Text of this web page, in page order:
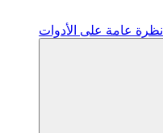
نظرة عامة على الأدوات